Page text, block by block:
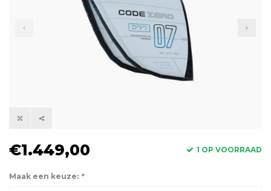
€1.449,00 1 OP VOORRAAD
Maak een keuze: *